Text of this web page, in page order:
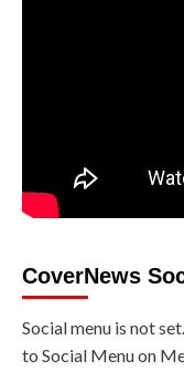
CoverNews
Social menu is not
to Social Menu on